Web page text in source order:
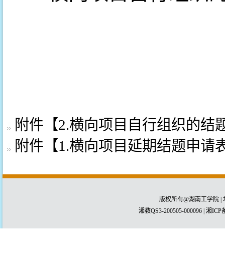
附件【2.横向项目自行组织的结
附件【1.横向项目延期结题申请
版权所有@湖南工学院 |
湘教QS3-200505-000096 | 湘